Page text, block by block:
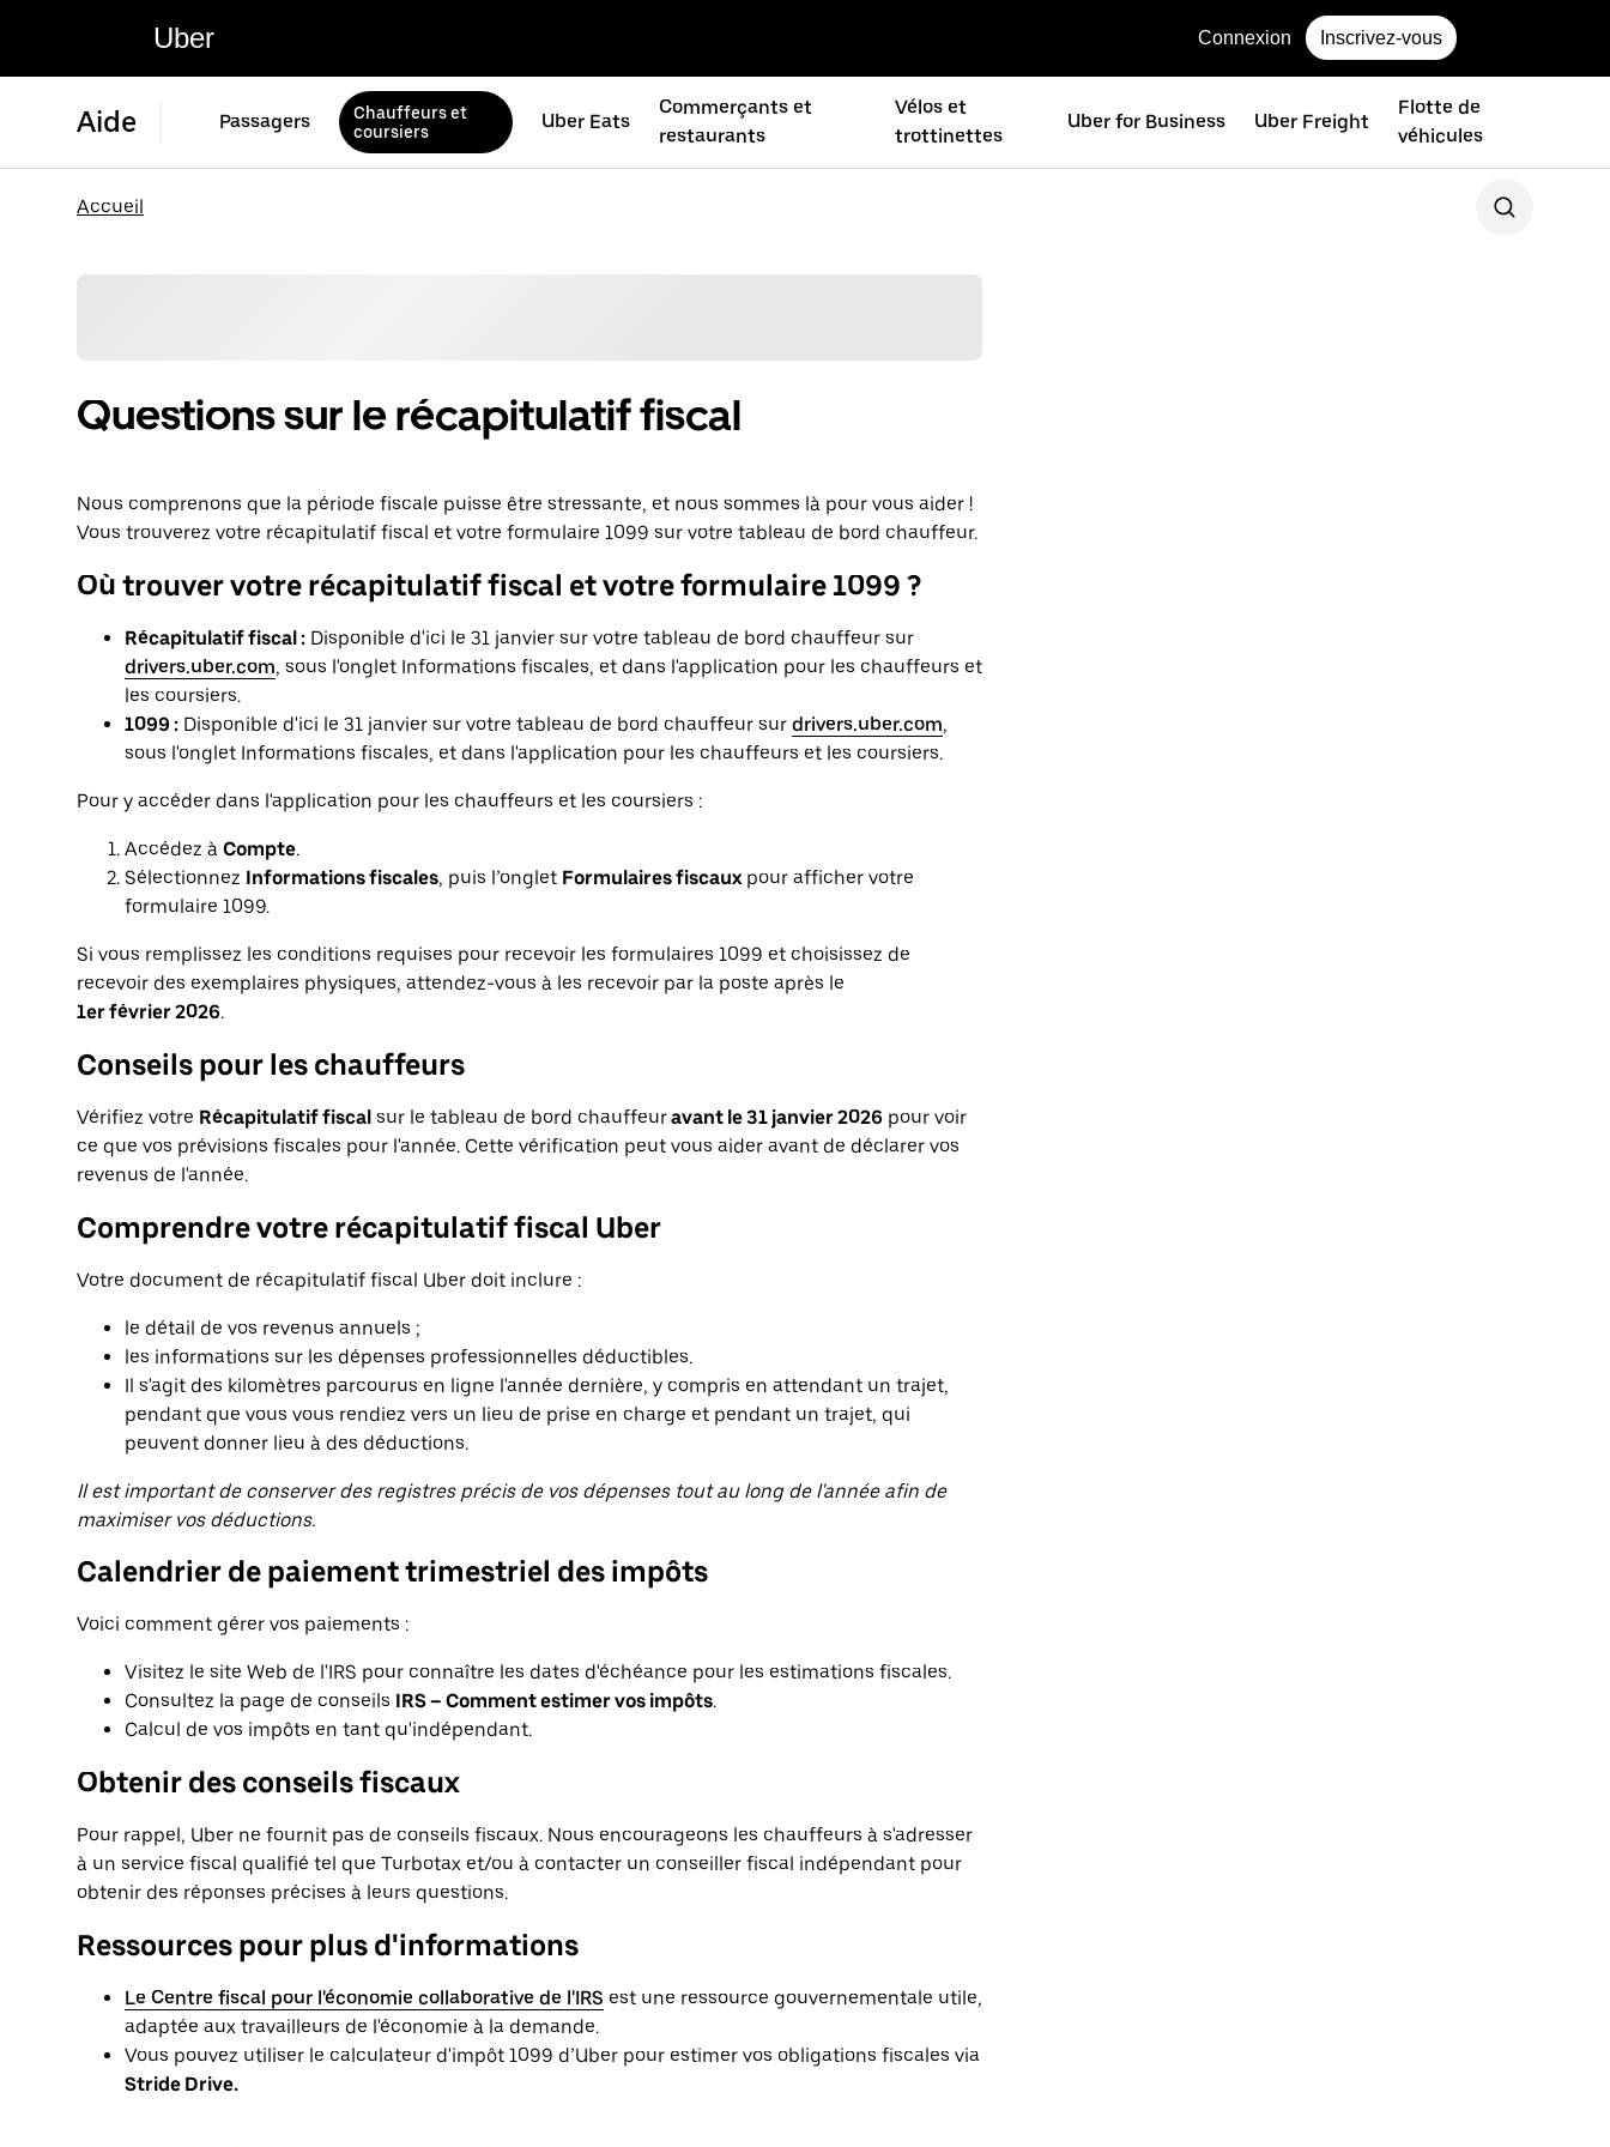
Uber Connexion Inscrivez-vous
Aide Passagers
Chauffeurs et
coursiers
Uber Eats
Commerçants et
restaurants
Vélos et
trottinettes
Uber for Business Uber Freight
Flotte de
véhicules
Accueil
Questions sur le récapitulatif fiscal
Nous comprenons que la période fiscale puisse être stressante, et nous sommes là pour vous aider !
Vous trouverez votre récapitulatif fiscal et votre formulaire 1099 sur votre tableau de bord chauffeur.
Où trouver votre récapitulatif fiscal et votre formulaire 1099 ?
Récapitulatif fiscal : Disponible d'ici le 31 janvier sur votre tableau de bord chauffeur sur
drivers.uber.com, sous l'onglet Informations fiscales, et dans l'application pour les chauffeurs et
les coursiers.
1099 : Disponible d'ici le 31 janvier sur votre tableau de bord chauffeur sur drivers.uber.com,
sous l'onglet Informations fiscales, et dans l'application pour les chauffeurs et les coursiers.
Pour y accéder dans l'application pour les chauffeurs et les coursiers :
Accédez à Compte.
Sélectionnez Informations fiscales, puis l’onglet Formulaires fiscauxpour afficher votre
formulaire 1099.
Si vous remplissez les conditions requises pour recevoir les formulaires 1099 et choisissez de
recevoir des exemplaires physiques, attendez-vous à les recevoir par la poste après le
1er février 2026.
Conseils pour les chauffeurs
Vérifiez votre Récapitulatif fiscal sur le tableau de bord chauffeuravant le 31 janvier 2026 pour voir
ce que vos prévisions fiscales pour l'année. Cette vérification peut vous aider avant de déclarer vos
revenus de l'année.
Comprendre votre récapitulatif fiscal Uber
Votre document de récapitulatif fiscal Uber doit inclure :
le détail de vos revenus annuels ;
les informations sur les dépenses professionnelles déductibles.
Il s'agit des kilomètres parcourus en ligne l'année dernière, y compris en attendant un trajet,
pendant que vous vous rendiez vers un lieu de prise en charge et pendant un trajet, qui
peuvent donner lieu à des déductions.
Il est important de conserver des registres précis de vos dépenses tout au long de l'année afin de
maximiser vos déductions.
Calendrier de paiement trimestriel des impôts
Voici comment gérer vos paiements :
Visitez le site Web de l'IRS pour connaître les dates d'échéance pour les estimations fiscales.
Consultez la page de conseils IRS – Comment estimer vos impôts.
Calcul de vos impôts en tant qu'indépendant.
Obtenir des conseils fiscaux
Pour rappel, Uber ne fournit pas de conseils fiscaux. Nous encourageons les chauffeurs à s'adresser
à un service fiscal qualifié tel que Turbotax et/ou à contacter un conseiller fiscal indépendant pour
obtenir des réponses précises à leurs questions.
Ressources pour plus d'informations
Le Centre fiscal pour l'économie collaborative de l'IRS est une ressource gouvernementale utile,
adaptée aux travailleurs de l'économie à la demande.
Vous pouvez utiliser le calculateur d'impôt 1099 d’Uber pour estimer vos obligations fiscales via
Stride Drive.